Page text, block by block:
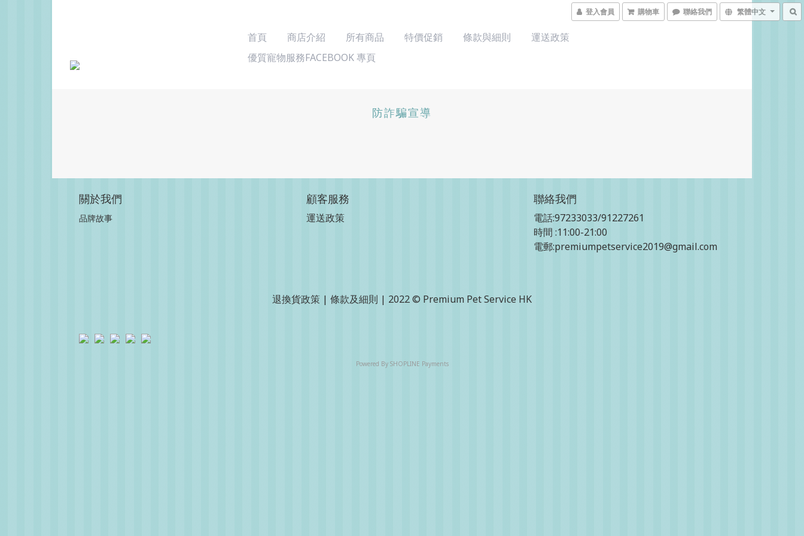
登入會員 購物車 聯絡我們 繁體中文
首頁 商店介紹 所有商品 特價促銷 條款與細則
運送政策
優質寵物服務FACEBOOK 專頁
防詐騙宣導
關於我們
品牌故事
顧客服務
運送政策
聯絡我們
電話:97233033/91227261
時間 :11:00-21:00
電郵:premiumpetservice2019@gmail.com
退換貨政策 | 條款及細則 | 2022 © Premium Pet Service HK
Powered By SHOPLINE Payments